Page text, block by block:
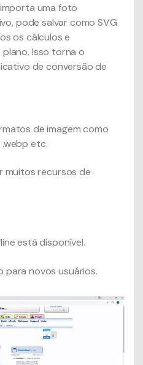
uma foto
pode salvar como SVG
os cálculos e
Isso torna o
de conversão de
de imagem como
.webp etc.
muitos recursos de
está disponível.
para novos usuários.